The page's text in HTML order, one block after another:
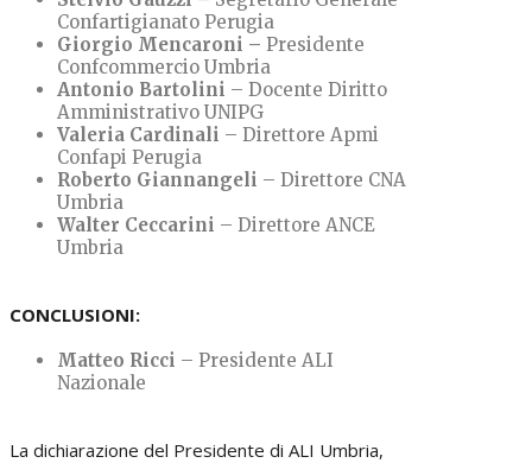
Confartigianato Perugia
Giorgio Mencaroni – Presidente
Confcommercio Umbria
Antonio Bartolini – Docente Diritto
Amministrativo UNIPG
Valeria Cardinali – Direttore Apmi
Confapi Perugia
Roberto Giannangeli – Direttore CNA
Umbria
Walter Ceccarini – Direttore ANCE
Umbria
CONCLUSIONI:
Matteo Ricci – Presidente ALI
Nazionale
La dichiarazione del Presidente di ALI Umbria,